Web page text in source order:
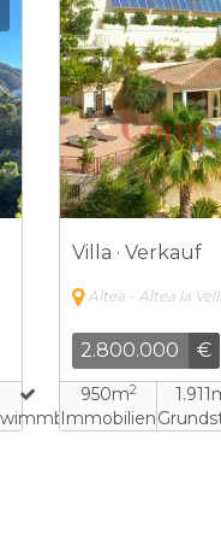
Favoriten
Villa · Verkauf
Altea - Altea la
2.750.000 €
453m2
Immobilien